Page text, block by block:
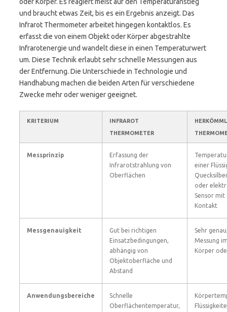
und braucht etwas Zeit, bis es ein Ergebnis anzeigt. Das
Infrarot Thermometer arbeitet hingegen kontaktlos. Es
erfasst die von einem Objekt oder Körper abgestrahlte
Infrarotenergie und wandelt diese in einen Temperaturwert
um. Diese Technik erlaubt sehr schnelle Messungen aus
der Entfernung. Die Unterschiede in Technologie und
Handhabung machen die beiden Arten für verschiedene
Zwecke mehr oder weniger geeignet.
KRITERIUM
INFRAROT
THERMOMETER
Messprinzip
Erfassung der
Infrarotstrahlung von
Oberflächen
einer
oder
Sensor
Kontakt
Messgenauigkeit
Gut bei richtigen
Einsatzbedingungen,
abhängig von
Objektoberfläche und
Abstand
Sehr
Messung
Körper
Anwendungsbereiche
Schnelle
Oberflächentemperatur,